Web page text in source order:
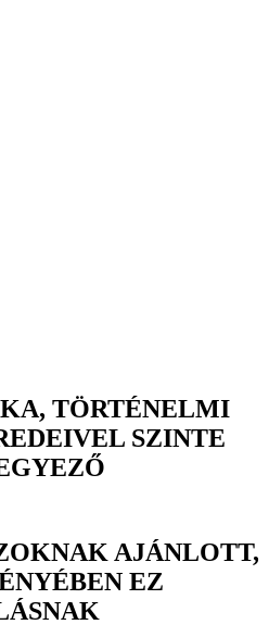
TÖRTÉNELMI
SZINTE
AJÁNLOTT,
EZ